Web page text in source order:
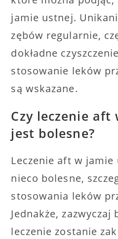
jamie ustnej.
zębów regularnie,
dokładne
stosowanie leków
są wskazane.
Czy leczenie
jest bolesne?
Leczenie aft w jamie
nieco bolesne,
stosowania leków
Jednakże,
leczenie zostanie